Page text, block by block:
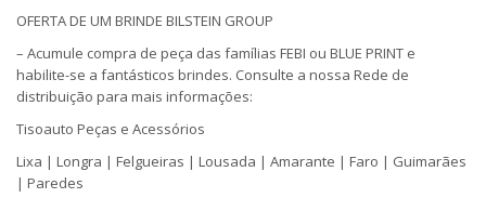
OFERTA DE UM BRINDE BILSTEIN GROUP
– Acumule compra de peça das famílias FEBI ou BLUE PRINT e
habilite-se a fantásticos brindes. Consulte a nossa Rede de
distribuição para mais informações:
Tisoauto Peças e Acessórios
Lixa | Longra | Felgueiras | Lousada | Amarante | Faro | Guimarães
| Paredes